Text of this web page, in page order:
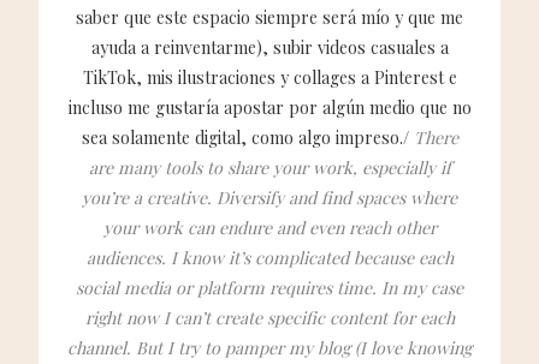
saber que este espacio siempre será mío y que me
ayuda a reinventarme), subir videos casuales a
TikTok, mis ilustraciones y collages a Pinterest e
incluso me gustaría apostar por algún medio que no
sea solamente digital, como algo impreso./ There
are many tools to share your work, especially if
you’re a creative. Diversify and find spaces where
your work can endure and even reach other
audiences. I know it’s complicated because each
social media or platform requires time. In my case
right now I can’t create specific content for each
channel. But I try to pamper my blog (I love knowing